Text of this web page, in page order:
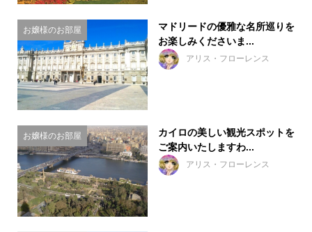
お嬢様のお部屋
マドリードの優雅な名所巡りを
お楽しみくださいま...
アリス・フローレンス
お嬢様のお部屋
カイロの美しい観光スポットを
ご案内いたしますわ...
アリス・フローレンス